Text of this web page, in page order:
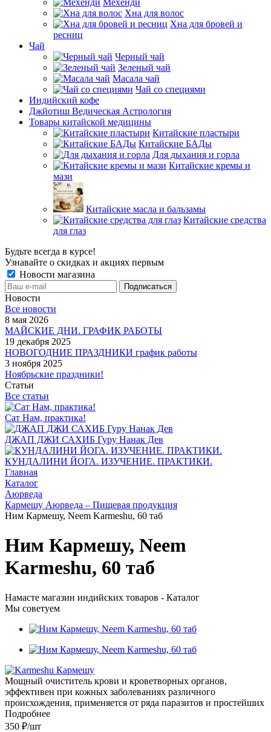
Мехенди
Хна для волос
Хна для бровей и
ресниц
Чай
Черный чай
Зеленый чай
Масала чай
Чай со специями
Индийский кофе
Джйотиш Ведическая Астрология
Товары китайской медицины
Китайские пластыри
Китайские БАДы
Для дыхания и горла
Китайские кремы и
мази
Китайские масла и бальзамы
Китайские средства
для глаз
Будьте всегда в курсе!
Узнавайте о скидках и акциях первым
Новости магазина
Новости
Все новости
8 мая 2026
МАЙСКИЕ ДНИ. ГРАФИК РАБОТЫ
19 декабря 2025
НОВОГОДНИЕ ПРАЗДНИКИ график работы
3 ноября 2025
Ноябрьские праздники!
Статьи
Все статьи
Сат Нам, практика!
ДЖАП ДЖИ САХИБ Гуру Нанак Дев
КУНДАЛИНИ ЙОГА. ИЗУЧЕНИЕ. ПРАКТИКИ.
Главная
Каталог
Аюрведа
Кармешу Аюрведа – Пищевая продукция
Ним Кармешу, Neem Karmeshu, 60 таб
Ним Кармешу, Neem
Karmeshu, 60 таб
Намасте магазин индийских товаров - Каталог
Мы советуем
Мощный очиститель крови и кроветворных органов,
эффективен при кожных заболеваниях различного
происхождения, применяется от ряда паразитов и простейших
Подробнее
350 ₽/шт